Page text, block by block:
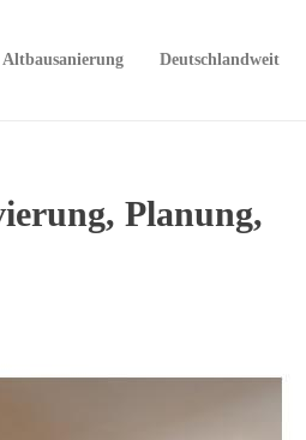
Deutschlandweit
Planung,